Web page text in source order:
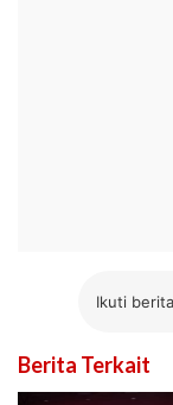
Ikuti
Berita Terkait